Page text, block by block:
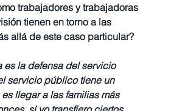
trabajadores y trabajadoras
tienen en torno a las
allá de este caso particular?
es la defensa del servicio
servicio público tiene un
llegar a las familias más